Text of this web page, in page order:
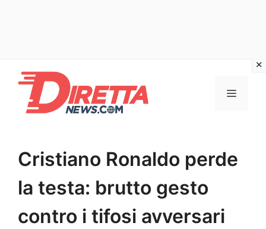
contenuto
Menu
Cristiano Ronaldo perde
la testa: brutto gesto
contro i tifosi avversari